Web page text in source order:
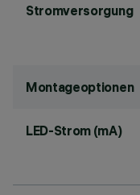
Stromversorgung
Montageoptionen
LED-Strom (mA)